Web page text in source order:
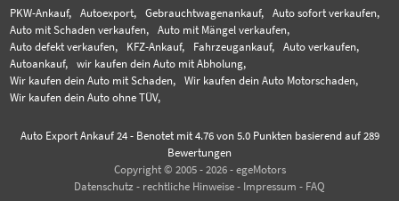
PKW-Ankauf, Autoexport, Gebrauchtwagenankauf,
Auto sofort verkaufen,
Auto mit Schaden verkaufen,
Auto mit Mängel verkaufen,
Auto defekt verkaufen,
KFZ-Ankauf, Fahrzeugankauf,
Auto verkaufen,
Autoankauf,
wir kaufen dein Auto mit Abholung,
Wir kaufen dein Auto mit Schaden,
Wir kaufen dein Auto Motorschaden,
Wir kaufen dein Auto ohne TÜV,
Auto Export Ankauf 24- Benotet mit 4.76von 5.0 Punkten basierend auf 289
Bewertungen
Copyright © 2005 - 2026 - egeMotors
Datenschutz - rechtliche Hinweise - Impressum - FAQ